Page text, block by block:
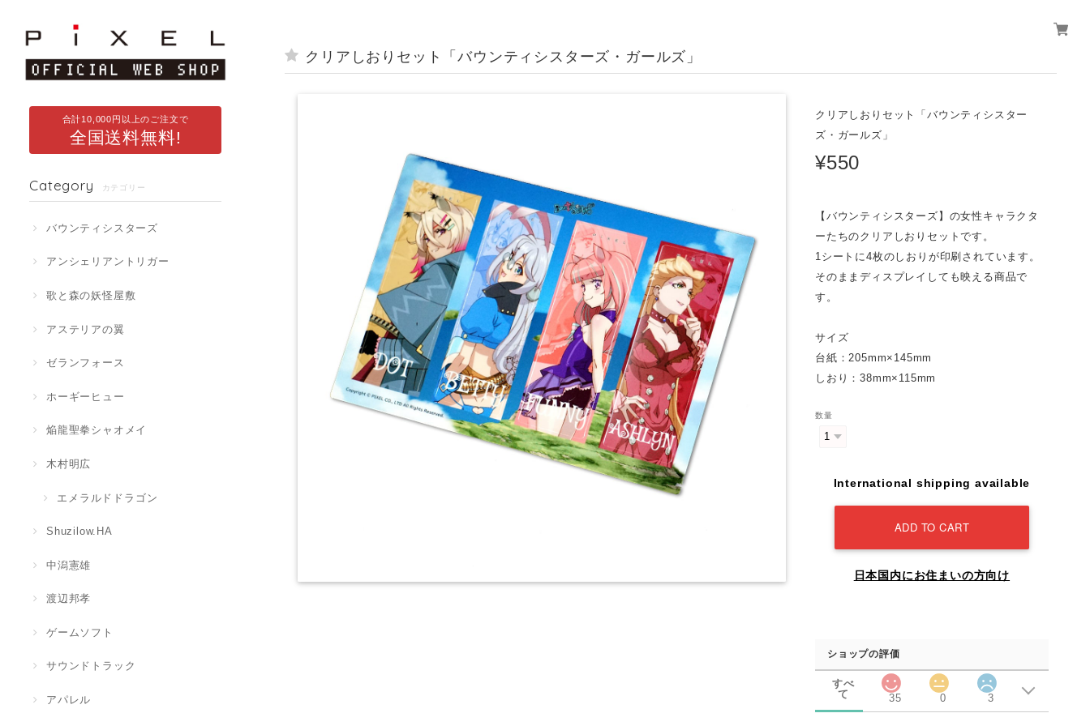
合計10,000円以上のご注文で
全国送料無料!
Category カテゴリー
バウンティシスターズ
アンシェリアントリガー
歌と森の妖怪屋敷
アステリアの翼
ゼランフォース
ホーギーヒュー
焔龍聖拳シャオメイ
木村明広
エメラルドドラゴン
Shuzilow.HA
中潟憲雄
渡辺邦孝
ゲームソフト
サウンドトラック
アパレル
クリアしおりセット「バウンティシスターズ・ガールズ」
クリアしおりセット「バウンティシスター
ズ・ガールズ」
¥550
【バウンティシスターズ】の女性キャラクタ
ーたちのクリアしおりセットです。
1シートに4枚のしおりが印刷されています。
そのままディスプレイしても映える商品で
す。
サイズ
台紙：205mm×145mm
しおり：38mm×115mm
数量
International shipping available
ADD TO CART
日本国内にお住まいの方向け
ショップの評価
すべ
て
35 0 3